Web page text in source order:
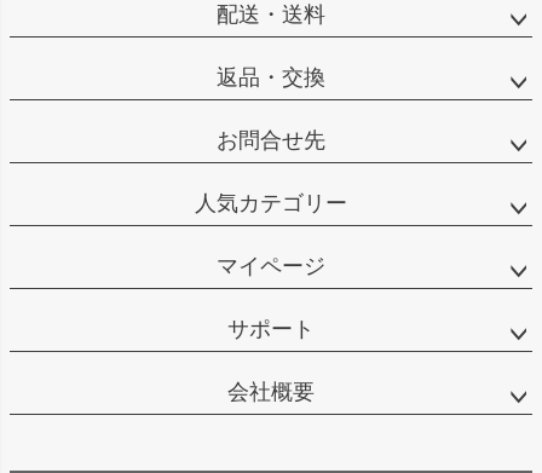
配送・送料
返品・交換
お問合せ先
人気カテゴリー
マイページ
サポート
会社概要